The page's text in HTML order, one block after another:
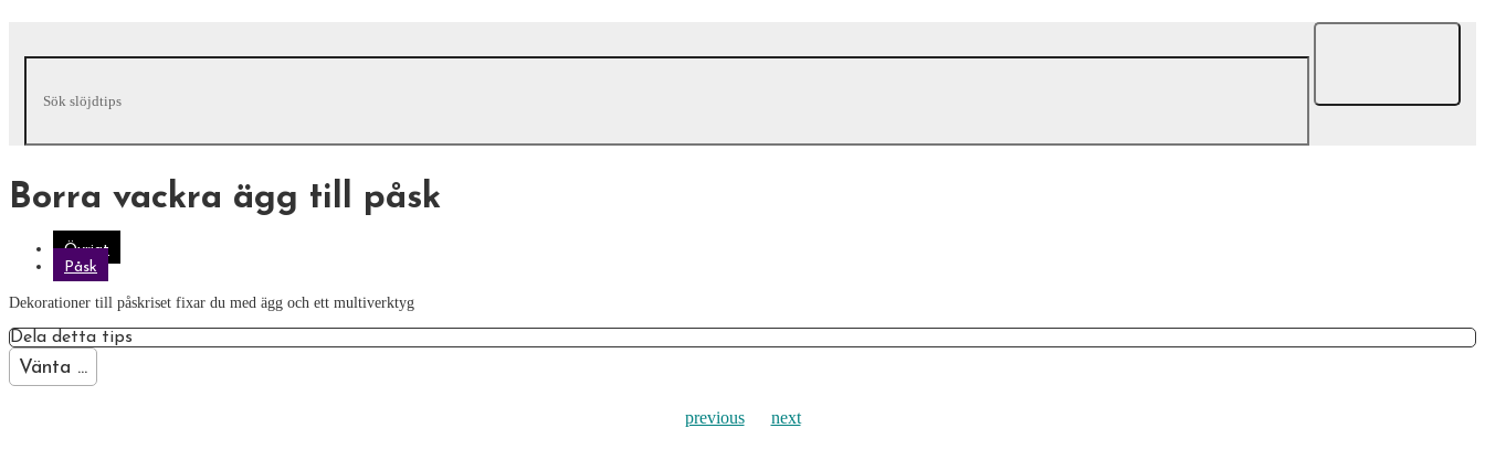
Borra vackra ägg till påsk
Övrigt
Påsk
Dekorationer till påskriset fixar du med ägg och ett multiverktyg
Dela detta tips
Vänta ...
previous next